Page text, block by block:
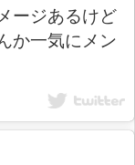
ージあるけど
か一気にメン